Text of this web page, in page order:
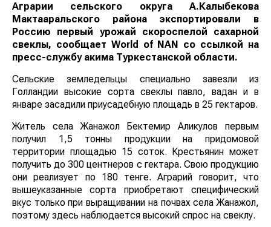
Аграрии сельского округа А.Калыбекова
Мактааральского района экспортировали в
Россию первый урожай скороспелой сахарной
свеклы, сообщает World of NAN со ссылкой на
пресс-службу акима Туркестанской области.
Сельские земледельцы специально завезли из
Голландии высокие сорта свеклы павло, вадан и в
январе засадили приусадебную площадь в 25 гектаров.
Житель села Жанажол Бектемир Аликулов первым
получил 1,5 тонны продукции на придомовой
территории площадью 15 соток. Крестьянин может
получить до 300 центнеров с гектара. Свою продукцию
они реализует по 180 тенге. Аграрий говорит, что
вышеуказанные сорта приобретают специфический
вкус только при выращивании на почвах села Жанажол,
поэтому здесь наблюдается высокий спрос на свеклу.